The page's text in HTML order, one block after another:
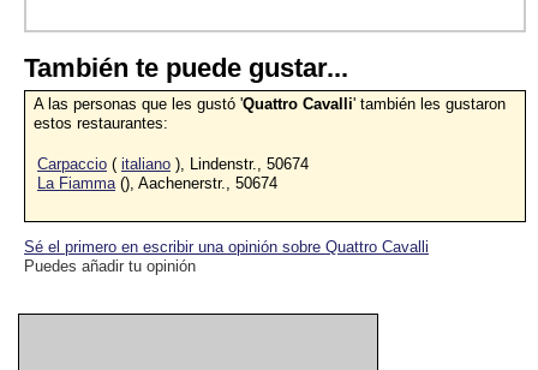
También te puede gustar...
A las personas que les gustó 'Quattro Cavalli' también les gustaron
estos restaurantes:
Carpaccio ( italiano ), Lindenstr., 50674
La Fiamma(), Aachenerstr., 50674
Sé el primero en escribir una opinión sobre Quattro Cavalli
Puedes añadir tu opinión